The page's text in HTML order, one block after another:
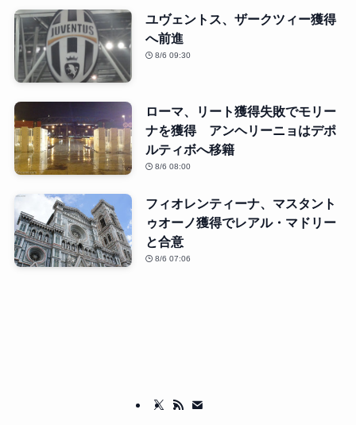
ユヴェントス、ザークツィー獲得
へ前進
8/6 09:30
ローマ、リート獲得失敗でモリー
ナを獲得 アンヘリーニョはデポ
ルティボへ移籍
8/6 08:00
フィオレンティーナ、マスタント
ゥオーノ獲得でレアル・マドリー
と合意
8/6 07:06